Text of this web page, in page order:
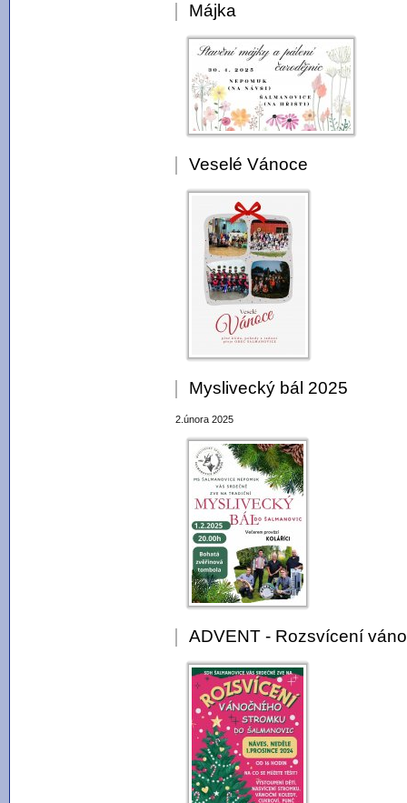
Májka
Veselé Vánoce
Myslivecký bál 2025
2.února 2025
ADVENT - Rozsvícení